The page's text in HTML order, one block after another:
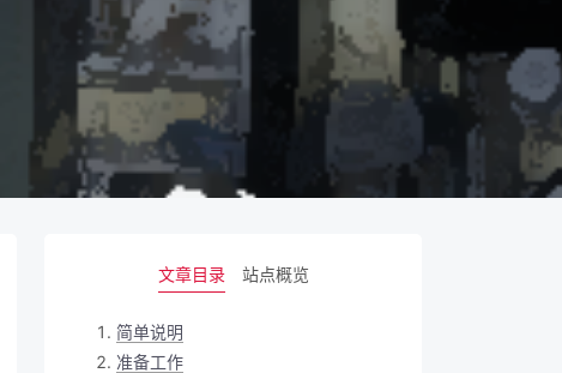
文章目录 站点概览
简单说明
准备工作